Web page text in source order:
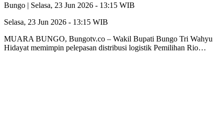
Bungo | Selasa, 23 Jun 2026 - 13:15 WIB
Selasa, 23 Jun 2026 - 13:15 WIB
MUARA BUNGO, Bungotv.co – Wakil Bupati Bungo Tri Wahyu
Hidayat memimpin pelepasan distribusi logistik Pemilihan Rio…